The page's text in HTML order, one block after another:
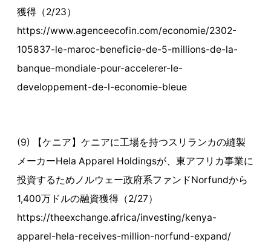
獲得（2/23）
https://www.agenceecofin.com/economie/2302-
105837-le-maroc-beneficie-de-5-millions-de-la-
banque-mondiale-pour-accelerer-le-
developpement-de-l-economie-bleue
(9) 【ケニア】ケニアに工場を持つスリランカの縫製
メーカーHela Apparel Holdingsが、東アフリカ事業に
投資するためノルウェー政府系ファンドNorfundから
1,400万ドルの融資獲得（2/27）
https://theexchange.africa/investing/kenya-
apparel-hela-receives-million-norfund-expand/